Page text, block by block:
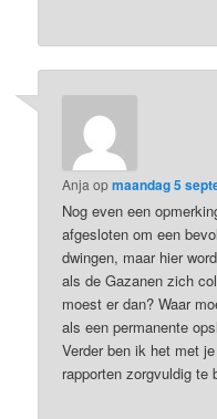
Anja opmaandag 5
Nog even een
afgesloten om een
dwingen, maar hier
als de Gazanen zich
moest er dan? Waar
als een permanente
Verder ben ik het met
rapporten zorgvuldig te